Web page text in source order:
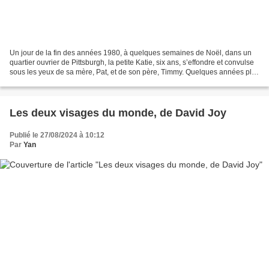
Un jour de la fin des années 1980, à quelques semaines de Noël, dans un
quartier ouvrier de Pittsburgh, la petite Katie, six ans, s’effondre et convulse
sous les yeux de sa mère, Pat, et de son père, Timmy. Quelques années plus
Les deux visages du monde, de David Joy
Publié le 27/08/2024 à 10:12
Par Yan